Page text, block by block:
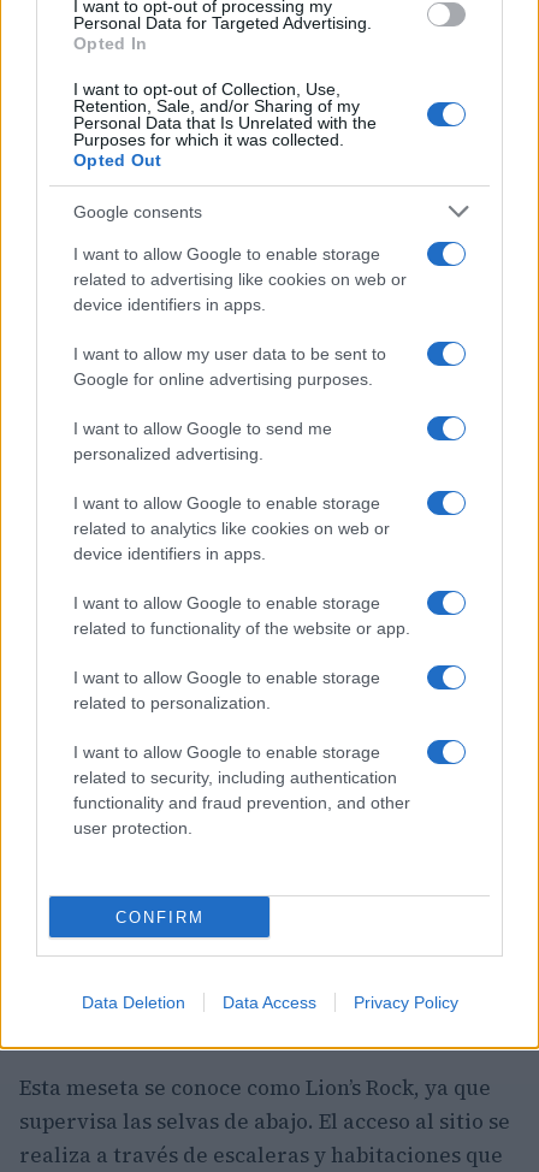
I want to opt-out of processing my
Personal Data for Targeted Advertising.
Opted In
I want to opt-out of Collection, Use,
Retention, Sale, and/or Sharing of my
Personal Data that Is Unrelated with the
Purposes for which it was collected.
Opted Out
Google consents
I want to allow Google to enable storage
related to advertising like cookies on web or
device identifiers in apps.
I want to allow my user data to be sent to
Google for online advertising purposes.
I want to allow Google to send me
personalized advertising.
I want to allow Google to enable storage
related to analytics like cookies on web or
device identifiers in apps.
I want to allow Google to enable storage
related to functionality of the website or app.
I want to allow Google to enable storage
related to personalization.
I want to allow Google to enable storage
related to security, including authentication
functionality and fraud prevention, and other
user protection.
CONFIRM
Data Deletion Data Access Privacy Policy
ubicación principal en Indiana Jones y el Templo
de la Perdición.
2. Galle
atracción más famosa
del siglo XVII construido por colonos
holandeses. Sentado en un promontorio con
vistas al océano Índico, el fuerte es conocido por
su estilo arquitectónico. Galle se considera un
Sin embargo, la fortaleza no es solo otro lugar
bonito; hoy el fuerte alberga tribunales y
comercios. Galle se está volviendo conocida
como una colonia deartes y su comunidadde
expatriados: alrededor de un tercio de las casas
de la ciudad son propiedad de extranjeros.
Otros lugares de interés incluyen un puerto
museo marítimo, un templo clave de Shiva y la
catedral de Santa María construida por los
jesuitas.
1. Sigiriya
Sigiriya en su lista de lugares imperdibles para
visitar enSri Lanka.Esta antigua ciudad está
construida sobre una pendiente empinada,
coronada por una meseta de casi 180 metros (600
Esta meseta se conoce como Lion’s Rock, ya que
supervisa las selvas de abajo. El acceso al sitio se
realiza a través de escaleras y habitaciones que